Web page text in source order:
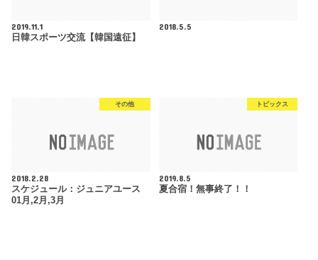
2019.11.1
日韓スポーツ交流【韓国遠征】
2018.5.5
その他
2018.2.28
スケジュール：ジュニアユース
01月,2月,3月
トピックス
2019.8.5
夏合宿！無事終了！！